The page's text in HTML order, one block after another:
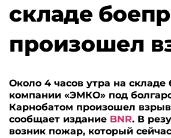
складе
произошел
Около 4 часов утра на складе
компании «ЭМКО» под
Карнобатом произошел
сообщает издание BNR. В
возник пожар, который